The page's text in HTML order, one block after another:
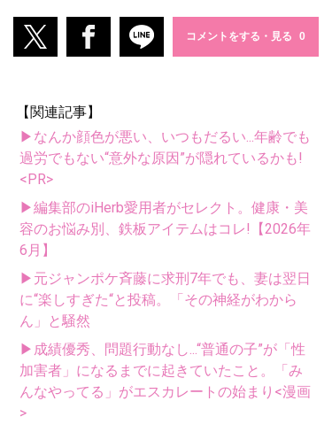
コメントをする・見る
【関連記事】
▶なんか顔色が悪い、いつもだるい...年齢でも
過労でもない“意外な原因”が隠れているかも!
<PR>
▶編集部のiHerb愛用者がセレクト。健康・美
容のお悩み別、鉄板アイテムはコレ!【2026年
6月】
▶元ジャンポケ斉藤に求刑7年でも、妻は翌日
に“楽しすぎた“と投稿。「その神経がわから
ん」と騒然
▶成績優秀、問題行動なし...“普通の子”が「性
加害者」になるまでに起きていたこと。「み
んなやってる」がエスカレートの始まり<漫画
>